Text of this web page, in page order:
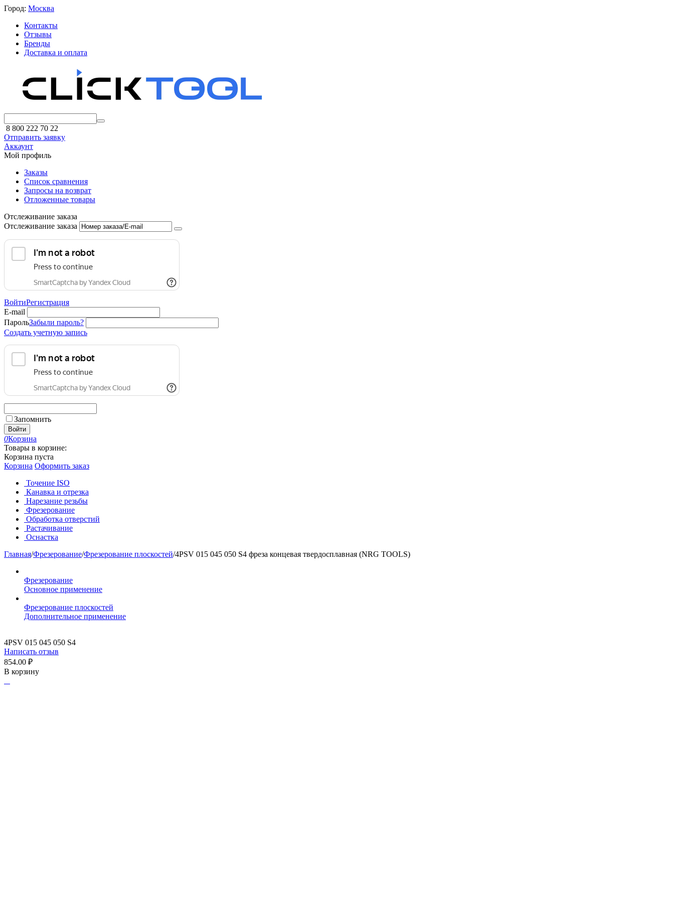
Город: Москва
Контакты
Отзывы
Бренды
Доставка и оплата
8 800 222 70 22
Отправить заявку
Аккаунт
Мой профиль
Заказы
Список сравнения
Запросы на возврат
Отложенные товары
Отслеживание заказа
Отслеживание заказа
ВойтиРегистрация
E-mail
ПарольЗабыли пароль?
Создать учетную запись
Запомнить
Войти
0Корзина
Товары в корзине:
Корзина пуста
Корзина Оформить заказ
Точение ISO
Канавка и отрезка
Нарезание резьбы
Фрезерование
Обработка отверстий
Растачивание
Оснастка
Главная/Фрезерование/Фрезерование плоскостей/4PSV 015 045 050 S4 фреза концевая твердосплавная (NRG TOOLS)
Фрезерование
Основное применение
Фрезерование плоскостей
Дополнительное применение
4PSV 015 045 050 S4
Написать отзыв
854.00 ₽
В корзину